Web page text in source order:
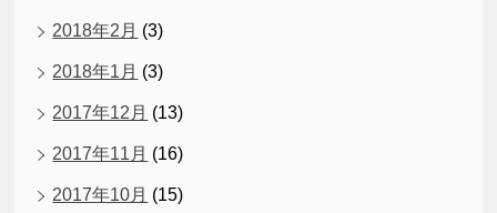
2018年2月 (3)
2018年1月 (3)
2017年12月 (13)
2017年11月 (16)
2017年10月 (15)